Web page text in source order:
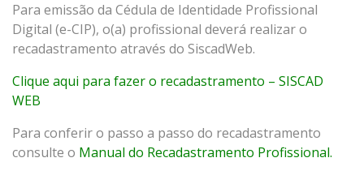
Para emissão da Cédula de Identidade Profissional
Digital (e-CIP), o(a) profissional deverá realizar o
recadastramento através do SiscadWeb.
Clique aqui para fazer o recadastramento – SISCAD
WEB
Para conferir o passo a passo do recadastramento
consulte o Manual do Recadastramento Profissional.